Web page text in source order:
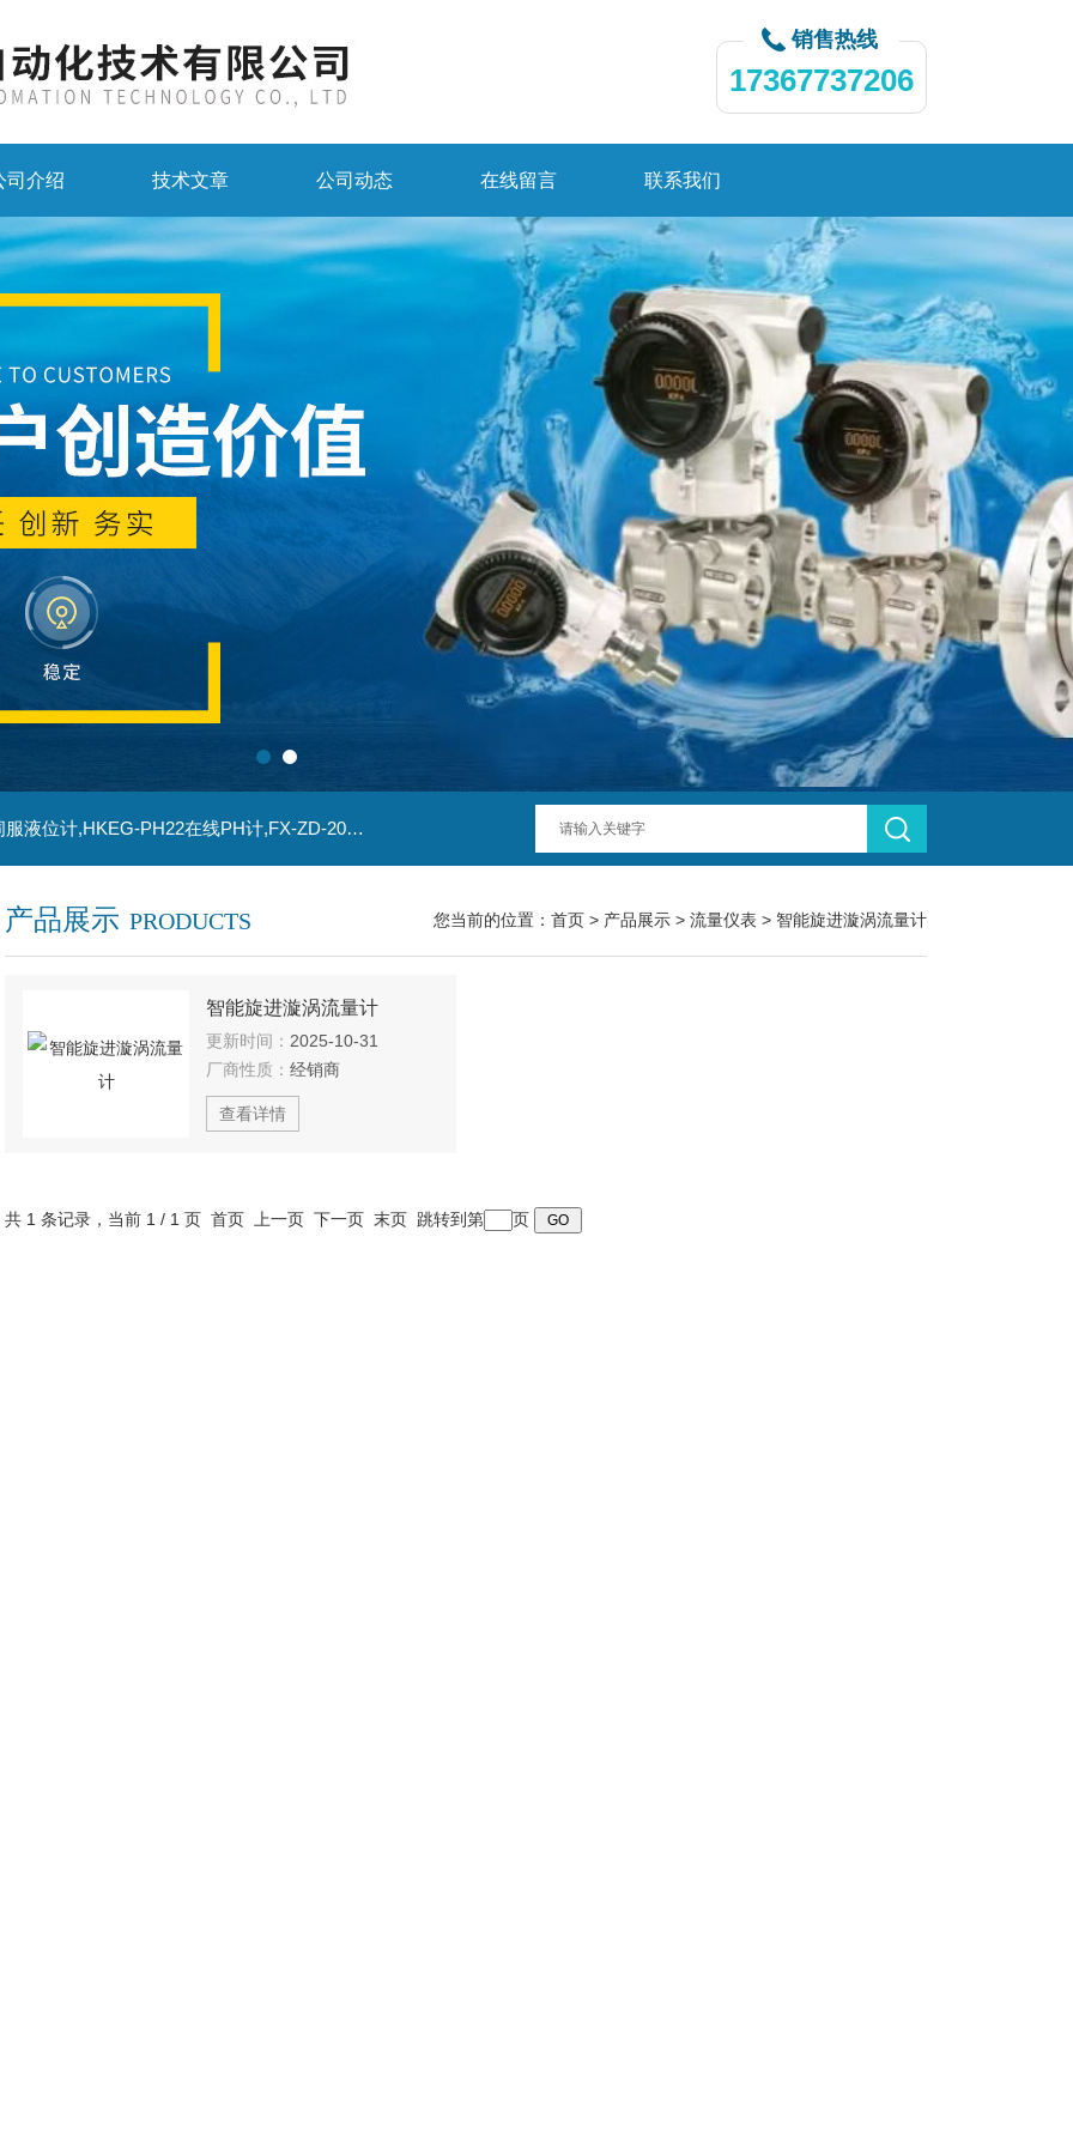
销售热线
17367737206
司介绍 技术文章 公司动态 在线留言 联系我们
主营产品：SG-TA109-22热电偶,SG-K1YWG-60伺服液位计,HKEG-PH22在线PH计,FX-ZD-2011浊度仪,HBRD702H8智能雷达物位计
产品展示 PRODUCTS 您当前的位置： 首页 > 产品展示 > 流量仪表 > 智能旋进漩涡流量计
智能旋进漩涡流量计
更新时间： 2025-10-31
厂商性质： 经销商
查看详情
共 1 条记录，当前 1 / 1 页 首页 上一页 下一页 末页 跳转到第 页